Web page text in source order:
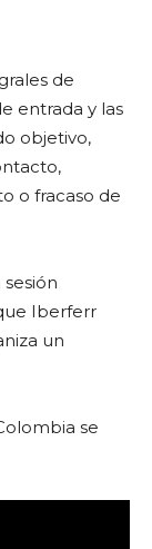
de
entrada y las
objetivo,
o fracaso de
Iberferr
un
se